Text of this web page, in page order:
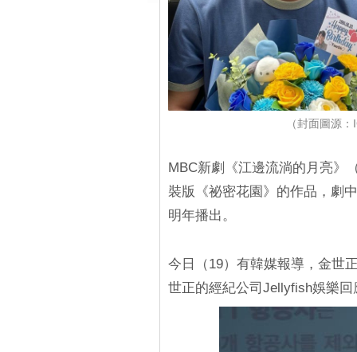
（封面圖源
MBC新劇《江邊流淌的月亮》
裝版《祕密花園》的作品，劇
明年播出。
今日（19）有韓媒報導，金世
世正的經紀公司Jellyfish娛樂